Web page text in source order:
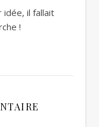
idée, il fallait
!